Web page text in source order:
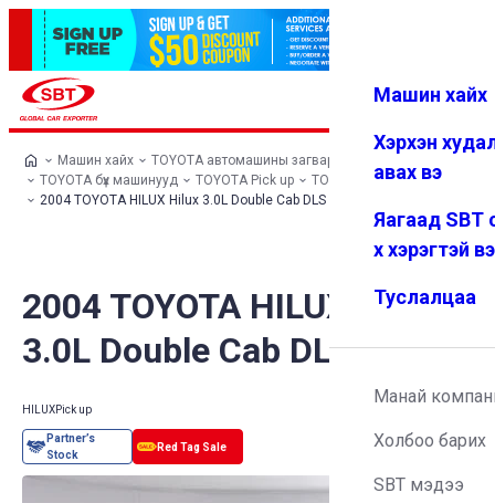
Дуртай Цэс
Машин хайх
Хэрхэн
авах вэ
Яагаад SBT
х хэрэгтэй
Туслалцаа
Манай
Холбоо барих
SBT мэдээ
Машин хайх
TOYOTA автомашины загварууд
TOYOTA бүх машинууд
TOYOTA Pick up
TOYOTA HILUX
2004 TOYOTA HILUX Hilux 3.0L Double Cab DLS
2004 TOYOTA HILUX Hilux
3.0L Double Cab DLS
HILUXPick up